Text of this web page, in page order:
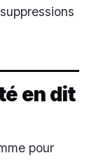
en dit
pour